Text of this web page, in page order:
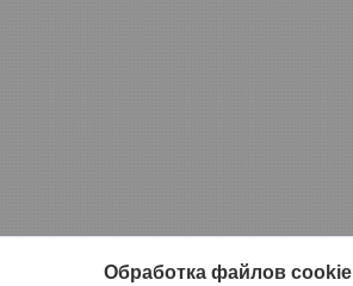
Обработка файлов cookie